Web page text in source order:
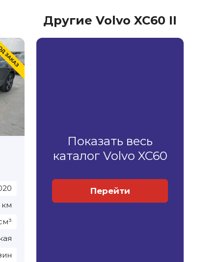
Другие Volvo XC60 II
км
Показать весь
каталог Volvo XC60
Перейти